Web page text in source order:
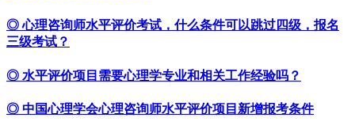
◎ 心理咨询师水平评价考试，什么条件可以跳过四级，报名
三级考试？
◎ 水平评价项目需要心理学专业和相关工作经验吗？
◎ 中国心理学会心理咨询师水平评价项目新增报考条件